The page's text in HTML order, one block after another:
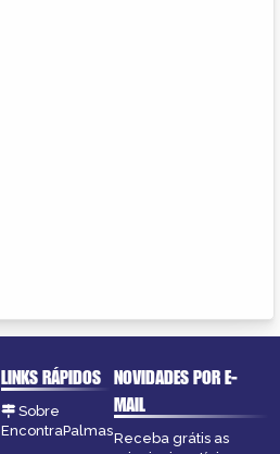
LINKS RÁPIDOS
Sobre
EncontraPalmas
NOVIDADES POR E-
MAIL
Receba grátis as